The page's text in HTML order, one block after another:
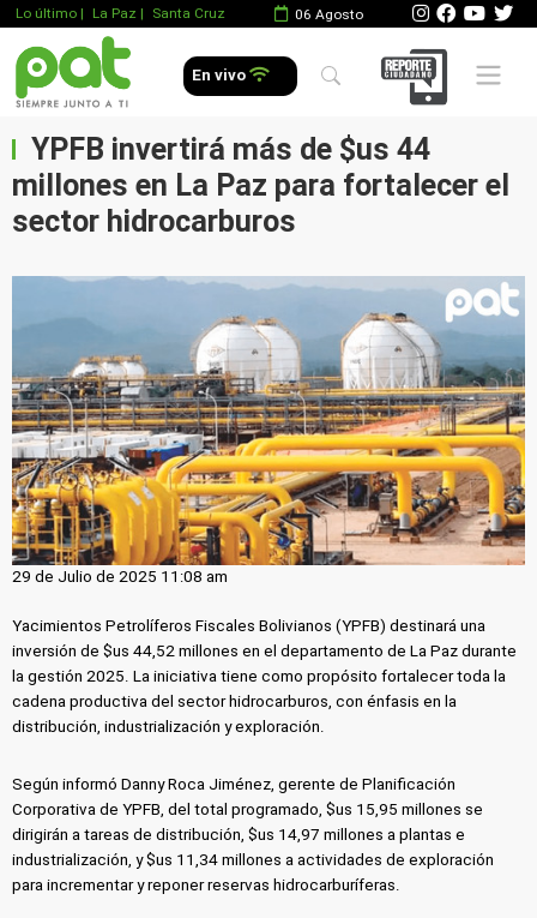
Lo último | La Paz | Santa Cruz 06 Agosto
En vivo Mobile
YPFB invertirá más de $us 44
millones en La Paz para fortalecer el
sector hidrocarburos
29 de Julio de 2025 11:08 am
Yacimientos Petrolíferos Fiscales Bolivianos (YPFB) destinará una
inversión de $us 44,52 millones en el departamento de La Paz durante
la gestión 2025. La iniciativa tiene como propósito fortalecer toda la
cadena productiva del sector hidrocarburos, con énfasis en la
distribución, industrialización y exploración.
Según informó Danny Roca Jiménez, gerente de Planificación
Corporativa de YPFB, del total programado, $us 15,95 millones se
dirigirán a tareas de distribución, $us 14,97 millones a plantas e
industrialización, y $us 11,34 millones a actividades de exploración
para incrementar y reponer reservas hidrocarburíferas.